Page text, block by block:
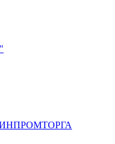
МИНПРОМТОРГА